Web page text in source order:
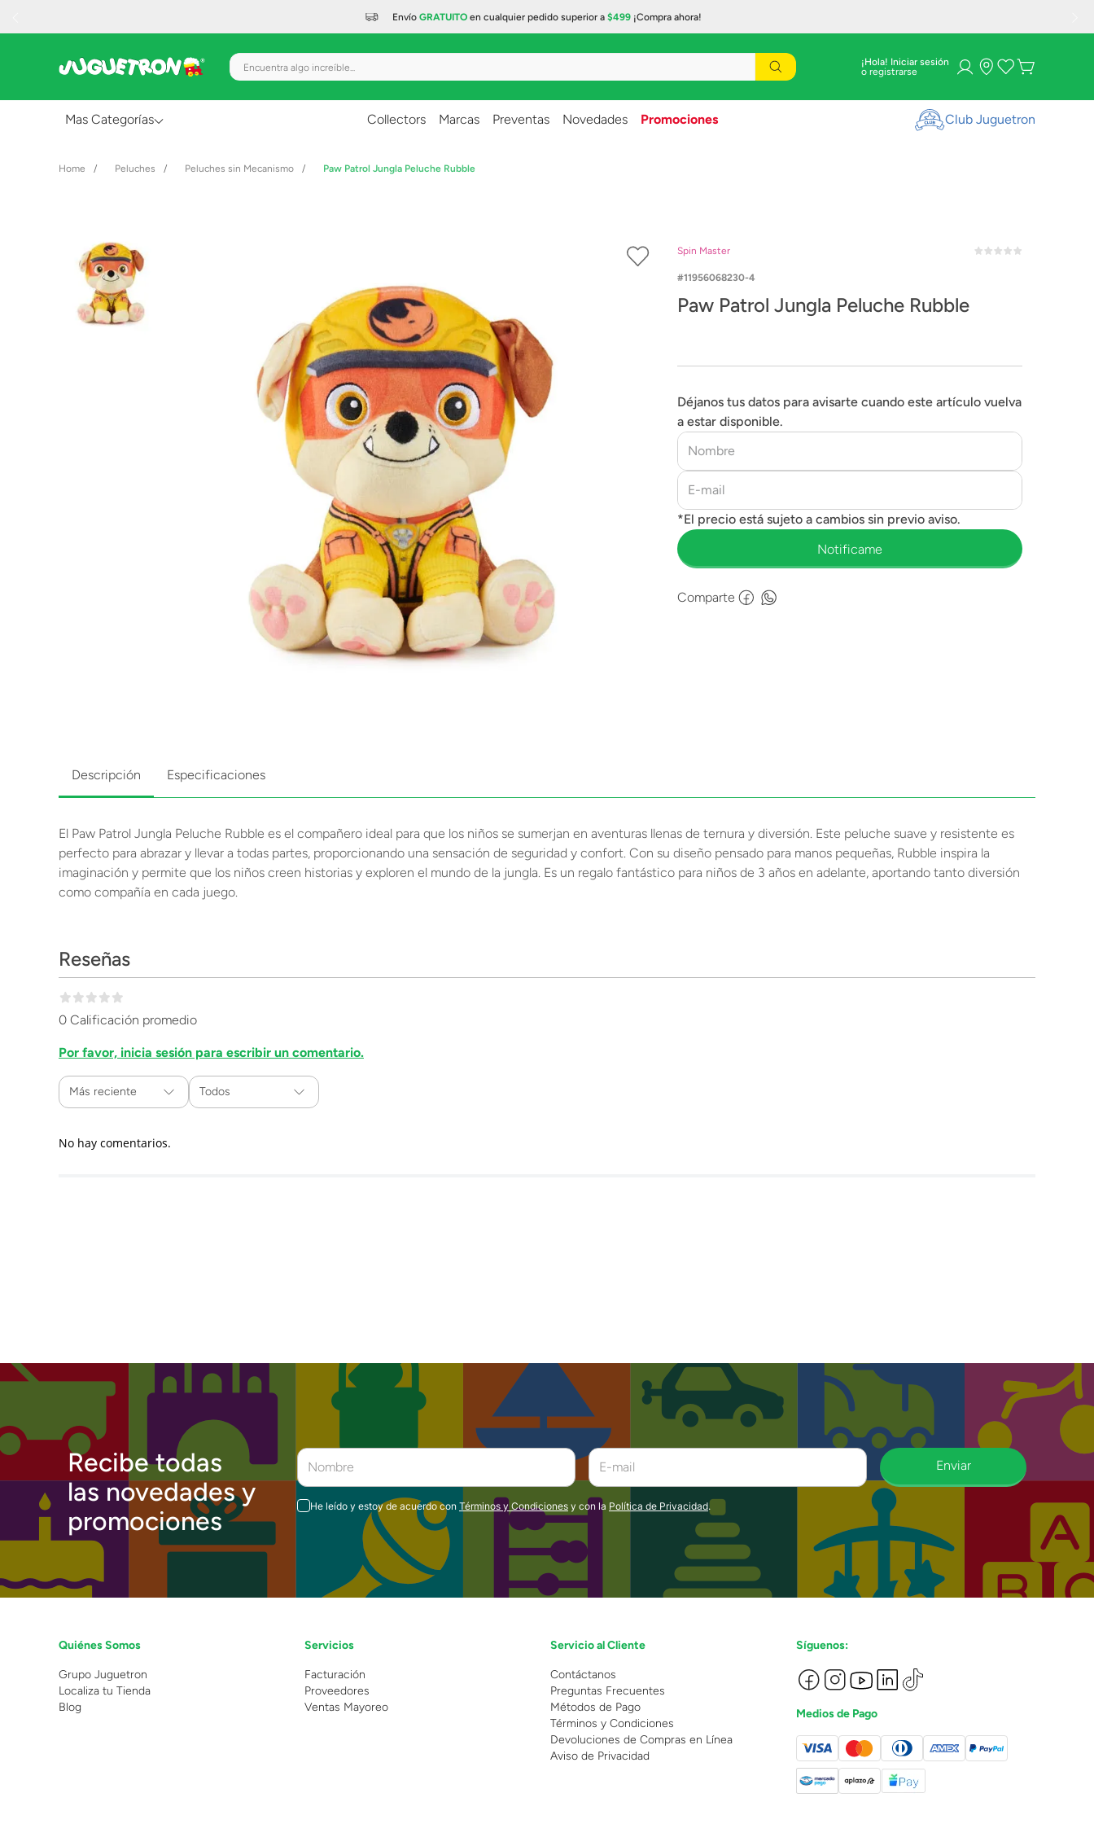
Envío GRATUITO en cualquier pedido superior a $499 ¡Compra ahora!
Encuentra algo increíble... ¡Hola! Iniciar sesión
Mas Categorías
Creatividad y Arte
Figuras de Acción
Gadgets y Electrónicos
Collectors Marcas Preventas Novedades Promociones Club Juguetron
Peluches Peluches sin Mecanismo Paw Patrol Jungla Peluche Rubble
Spin Master
11956068230-4
Paw Patrol Jungla Peluche Rubble
Déjanos tus datos para avisarte cuando este artículo vuelva
a estar disponible.
Comparte
Descripción Especificaciones
El Paw Patrol Jungla Peluche Rubble es el compañero ideal para que los niños se sumerjan en aventuras llenas de ternura y diversión. Este peluche suave y resistente es
perfecto para abrazar y llevar a todas partes, proporcionando una sensación de seguridad y confort. Con su diseño pensado para manos pequeñas, Rubble inspira la
imaginación y permite que los niños creen historias y exploren el mundo de la jungla. Es un regalo fantástico para niños de 3 años en adelante, aportando tanto diversión
como compañía en cada juego.
Reseñas
0 Calificación promedio
Por favor, inicia sesión para escribir un comentario.
Más reciente Todos
No hay comentarios.
Recibe todas
las novedades y
promociones
Enviar
He leído y estoy de acuerdo con Términos y Condiciones y con la Política de Privacidad.
Quiénes Somos
Grupo Juguetron
Localiza tu Tienda
Blog
Servicios
Facturación
Proveedores
Ventas Mayoreo
Servicio al Cliente
Contáctanos
Preguntas Frecuentes
Métodos de Pago
Términos y Condiciones
Devoluciones de Compras en Línea
Aviso de Privacidad
Síguenos:
Medios de Pago